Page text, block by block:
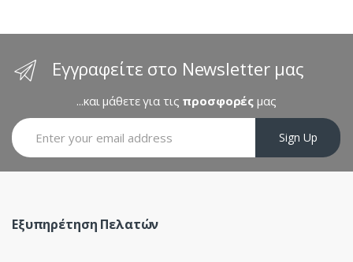
d
Εγγραφείτε στο Newsletter μας
...και μάθετε για τις προσφορές μας
Sign Up
Εξυπηρέτηση Πελατών